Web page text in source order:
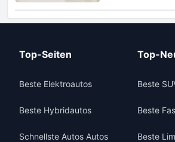
Top-Seiten
Beste Elektroautos
Beste Hybridautos
Schnellste Autos Autos
Top-
Beste
Beste
Beste